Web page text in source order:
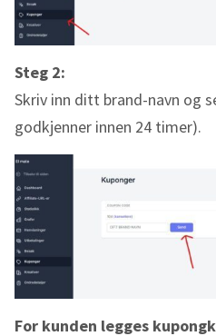
Steg 2:
Skriv inn ditt brand-navn og
godkjenner innen 24 timer).
For kunden legges